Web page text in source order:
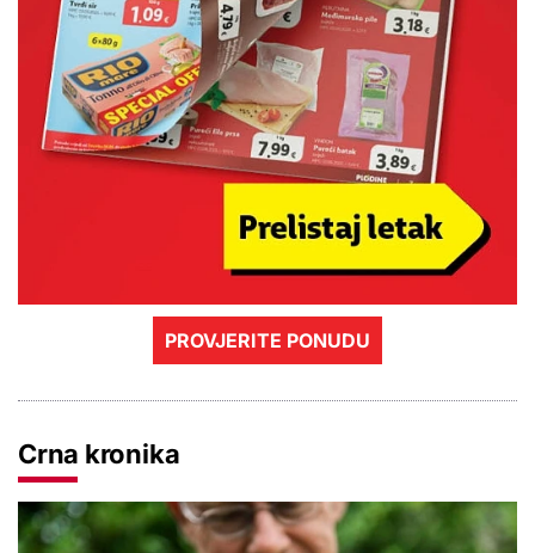
PROVJERITE PONUDU
Crna kronika